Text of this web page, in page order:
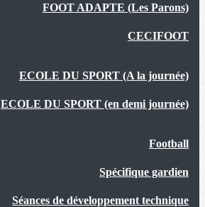
FOOT ADAPTE (Les Parons)
CECIFOOT
ECOLE DU SPORT (A la journée)
ECOLE DU SPORT (en demi journée)
Football
Spécifique gardien
Séances de développement technique